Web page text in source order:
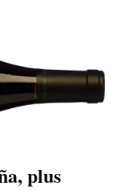
, plus